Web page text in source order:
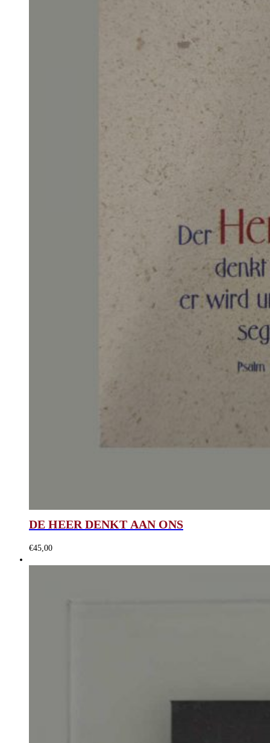
DE HEER DENKT AAN ONS
€45,00